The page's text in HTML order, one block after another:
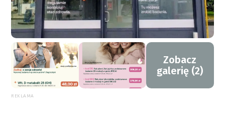
Zobacz
galerię (2)
REKLAMA